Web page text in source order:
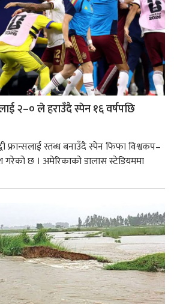
२–० ले हराउँदै स्पेन १६ वर्षपछि
फ्रान्सलाई स्तब्ध बनाउँदै स्पेन फिफा विश्वकप–
छ । अमेरिकाको डालास स्टेडियममा